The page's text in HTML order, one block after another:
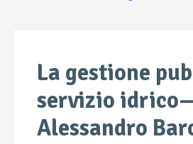
La gestione
servizio
Alessandro